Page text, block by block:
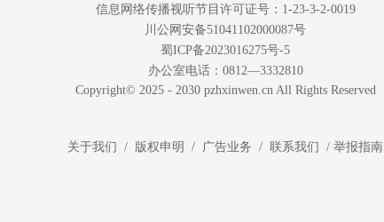
信息网络传播视听节目许可证号：1-23-3-2-0019
川公网安备51041102000087号
蜀ICP备2023016275号-5
办公室电话：0812—3332810
Copyright© 2025 - 2030 pzhxinwen.cn All Rights Reserved
关于我们 / 版权申明 / 广告业务 / 联系我们 / 举报指南